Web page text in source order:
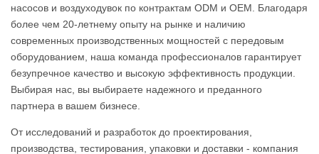
насосов и воздуходувок по контрактам ODM и OEM. Благодаря
более чем 20-летнему опыту на рынке и наличию
современных производственных мощностей с передовым
оборудованием, наша команда профессионалов гарантирует
безупречное качество и высокую эффективность продукции.
Выбирая нас, вы выбираете надежного и преданного
партнера в вашем бизнесе.
От исследований и разработок до проектирования,
производства, тестирования, упаковки и доставки - компания